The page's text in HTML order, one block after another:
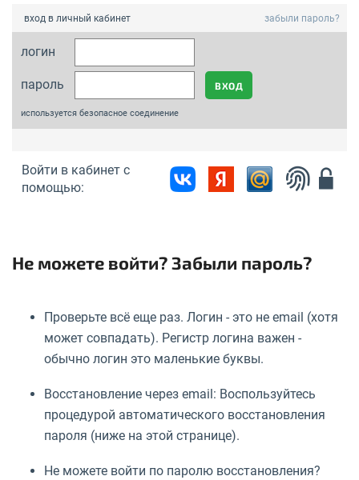
вход в личный кабинет забыли пароль?
логин
пароль
используется безопасное соединение
Войти в кабинет с
помощью:
Не можете войти? Забыли пароль?
Проверьте всё еще раз. Логин - это не email (хотя
может совпадать). Регистр логина важен -
обычно логин это маленькие буквы.
Восстановление через email: Воспользуйтесь
процедурой автоматического восстановления
пароля (ниже на этой странице).
Не можете войти по паролю восстановления?